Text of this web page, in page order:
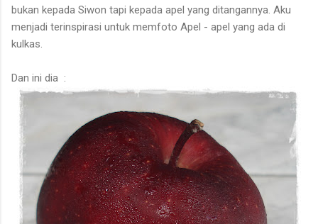
bukan kepada Siwon tapi kepada apel yang ditangannya. Aku
menjadi terinspirasi untuk memfoto Apel - apel yang ada di
kulkas.
Dan ini dia :